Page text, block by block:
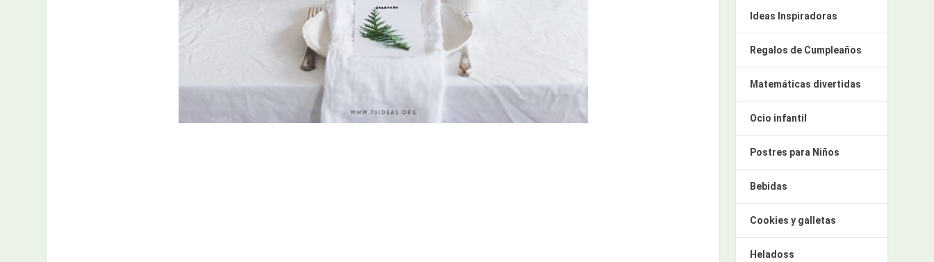
Ideas Inspiradoras
Regalos de Cumpleaños
Matemáticas divertidas
Ocio infantil
Postres para Niños
Bebidas
Cookies y galletas
Heladoss